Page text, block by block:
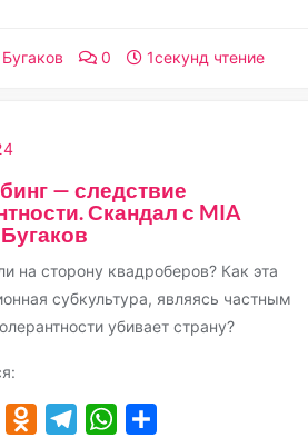
0 1секунд чтение
— следствие
Скандал с MIA
на сторону квадроберов? Как эта
субкультура, являясь частным
убивает страну?
VK Odnoklassniki
TelegramWhatsApp